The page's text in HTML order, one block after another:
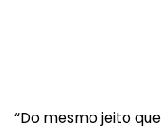
“Do mesmo jeito